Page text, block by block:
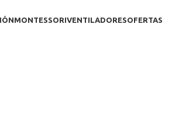
MONTESSORIVENTILADORESOFERTAS